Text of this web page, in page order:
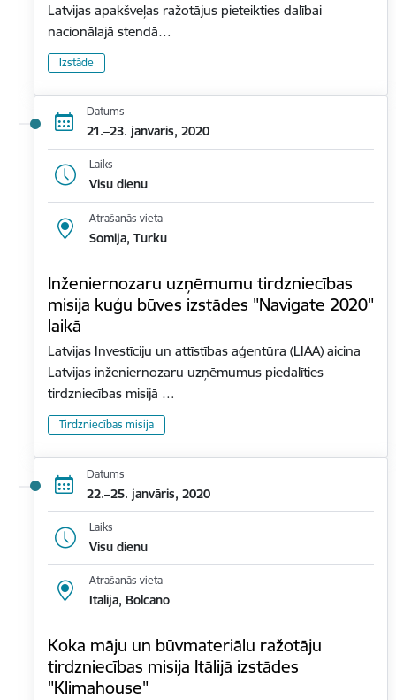
Latvijas apakšveļas ražotājus pieteikties dalībai
nacionālajā stendā…
Izstāde
Datums
21.–23. janvāris, 2020
Laiks
Visu dienu
Atrašanās vieta
Somija, Turku
Inženiernozaru uzņēmumu tirdzniecības
misija kuģu būves izstādes "Navigate 2020"
laikā
Latvijas Investīciju un attīstības aģentūra (LIAA) aicina
Latvijas inženiernozaru uzņēmumus piedalīties
tirdzniecības misijā …
Tirdzniecības misija
Datums
22.–25. janvāris, 2020
Laiks
Visu dienu
Atrašanās vieta
Itālija, Bolcāno
Koka māju un būvmateriālu ražotāju
tirdzniecības misija Itālijā izstādes
"Klimahouse"